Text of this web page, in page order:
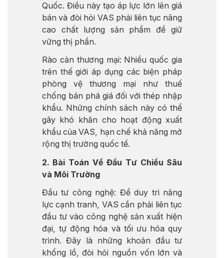
Quốc. Điều này tạo áp lực lớn lên giá
bán và đòi hỏi VAS phải liên tục nâng
cao chất lượng sản phẩm để giữ
vững thị phần.
Rào cản thương mại: Nhiều quốc gia
trên thế giới áp dụng các biện pháp
phòng vệ thương mại như thuế
chống bán phá giá đối với thép nhập
khẩu. Những chính sách này có thể
gây khó khăn cho hoạt động xuất
khẩu của VAS, hạn chế khả năng mở
rộng thị trường quốc tế.
2. Bài Toán Về Đầu Tư Chiều Sâu
và Môi Trường
Đầu tư công nghệ: Để duy trì năng
lực cạnh tranh, VAS cần phải liên tục
đầu tư vào công nghệ sản xuất hiện
đại, tự động hóa và tối ưu hóa quy
trình. Đây là những khoản đầu tư
khổng lồ, đòi hỏi nguồn vốn lớn và